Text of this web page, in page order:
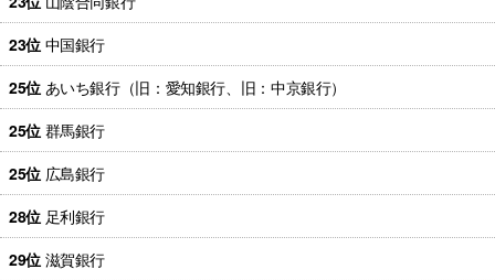
23位 中国銀行
25位 あいち銀行（旧：愛知銀行、旧：中京銀行）
25位 群馬銀行
25位 広島銀行
28位 足利銀行
29位 滋賀銀行